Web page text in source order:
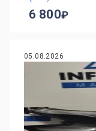
6 800
05.08.2026